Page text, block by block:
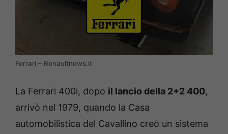
Ferrari – Renaultnews.it
La Ferrari 400i, dopo il lancio della 2+2 400,
arrivò nel 1979, quando la Casa
automobilistica del Cavallino creò un sistema